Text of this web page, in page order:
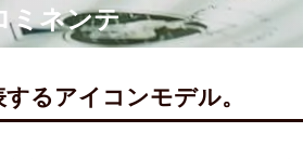
ミネンテ
るアイコンモデル。